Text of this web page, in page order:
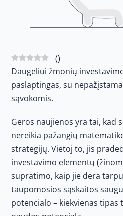
()
Daugeliui žmonių
paslaptingas, su
sąvokomis.
Geros naujienos yra tai, kad
nereikia pažangių
strategijų. Vietoj to, jis
investavimo elementų
supratimo, kaip jie dera
taupomosios sąskaitos
potencialo – kiekvienas